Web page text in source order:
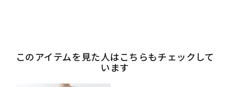
このアイテムを見た人はこちらもチェックして
います